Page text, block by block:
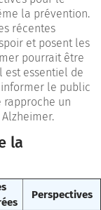
la prévention.
récentes
et posent les
pourrait être
est essentiel de
le public
rapproche un
la
Perspectives